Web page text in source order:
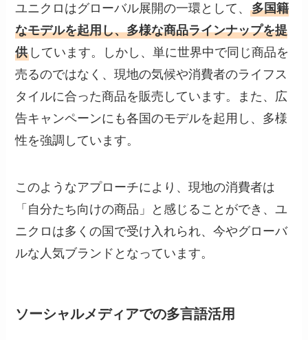
ユニクロはグローバル展開の一環として、多国籍
なモデルを起用し、多様な商品ラインナップを提
供 しています。しかし、単に世界中で同じ商品を
売るのではなく、現地の気候や消費者のライフス
タイルに合った商品を販売しています。また、広
告キャンペーンにも各国のモデルを起用し、多様
性を強調しています。
このようなアプローチにより、現地の消費者は
「自分たち向けの商品」と感じることができ、ユ
ニクロは多くの国で受け入れられ、今やグローバ
ルな人気ブランドとなっています。
ソーシャルメディアでの多言語活用